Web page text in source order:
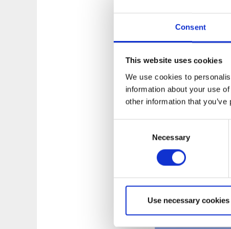
Consent
This website uses cookies
We use cookies to
information about your use
other information that
Necessary
Use necessary